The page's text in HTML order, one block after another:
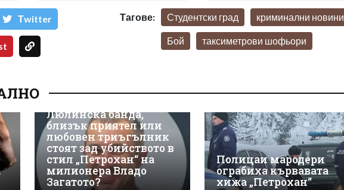
Тwitter Тагове: Студентски град криминални новини
Бой таксиметрови шофьори
Люлинска банда,
близък приятел или
любовен триъгълник
стоят зад убийството в
стил „Петрохан“ на
милионера Владо
Загатото?
Полицаи мародери
ограбиха кървавата
хижа „Петрохан“